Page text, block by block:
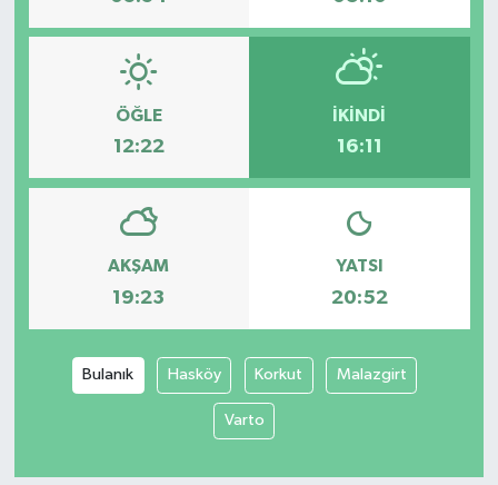
ÖĞLE
12:22
İKINDI
16:11
AKŞAM
19:23
YATSI
20:52
Bulanık Hasköy Korkut Malazgirt
Varto
Okul Gazetesi